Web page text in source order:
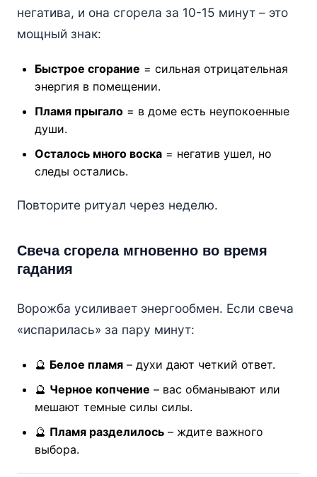
негатива, и она сгорела за 10-15 минут – это
мощный знак:
Быстрое сгорание = сильная отрицательная
энергия в помещении.
Пламя прыгало= в доме есть неупокоенные
души.
Осталось много воска= негатив ушел, но
следы остались.
Повторите ритуал через неделю.
Свеча сгорела мгновенно во время
гадания
Ворожба усиливает энергообмен. Если свеча
«испарилась» за пару минут:
🔮 Белое пламя– духи дают четкий ответ.
🔮 Черное копчение – вас обманывают или
мешают темные силы силы.
🔮 Пламя разделилось– ждите важного
выбора.